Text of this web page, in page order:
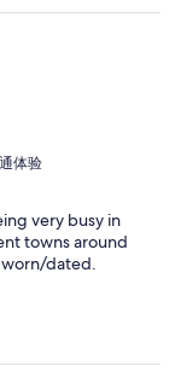
体验
very busy in
towns around
worn/dated.